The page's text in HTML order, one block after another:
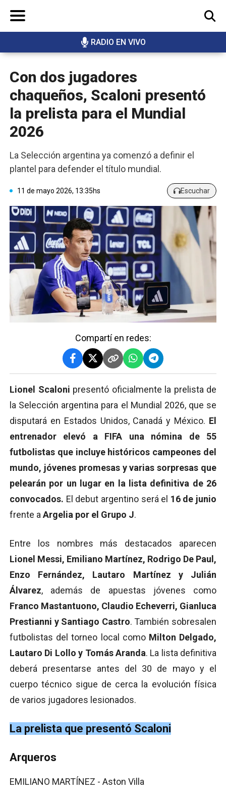
RADIO EN VIVO
BUSCAR
Con dos jugadores
chaqueños, Scaloni presentó
la prelista para el Mundial
2026
La Selección argentina ya comenzó a definir el
plantel para defender el título mundial.
11 de mayo 2026, 13:35hs Escuchar
Compartí en redes:
Lionel Scaloni presentó oficialmente la prelista de
la Selección argentina para el Mundial 2026, que se
disputará en Estados Unidos, Canadá y México. El
entrenador elevó a FIFA una nómina de 55
futbolistas que incluye históricos campeones del
mundo, jóvenes promesas y varias sorpresas que
pelearán por un lugar en la lista definitiva de 26
convocados. El debut argentino será el 16 de junio
frente a Argelia por el Grupo J.
Entre los nombres más destacados aparecen
Lionel Messi, Emiliano Martínez, Rodrigo De Paul,
Enzo Fernández, Lautaro Martínez y Julián
Álvarez, además de apuestas jóvenes como
Franco Mastantuono, Claudio Echeverri, Gianluca
Prestianni y Santiago Castro. También sobresalen
futbolistas del torneo local como Milton Delgado,
Lautaro Di Lollo y Tomás Aranda. La lista definitiva
deberá presentarse antes del 30 de mayo y el
cuerpo técnico sigue de cerca la evolución física
de varios jugadores lesionados.
La prelista que presentó Scaloni
Arqueros
EMILIANO MARTÍNEZ - Aston Villa